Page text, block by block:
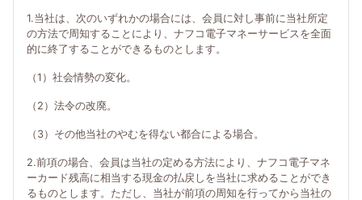
1.当社は、次のいずれかの場合には、会員に対し事前に当社所定
の方法で周知することにより、ナフコ電子マネーサービスを全面
的に終了することができるものとします。
（1）社会情勢の変化。
（2）法令の改廃。
（3）その他当社のやむを得ない都合による場合。
2.前項の場合、会員は当社の定める方法により、ナフコ電子マネ
ーカード残高に相当する現金の払戻しを当社に求めることができ
るものとします。ただし、当社が前項の周知を行ってから当社の